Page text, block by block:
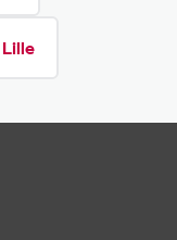
Lille